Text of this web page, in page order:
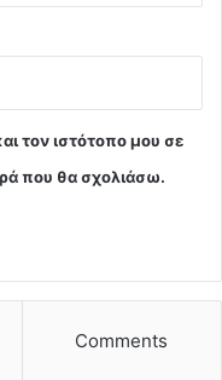
τον ιστότοπο μου σε
που θα σχολιάσω.
Comments